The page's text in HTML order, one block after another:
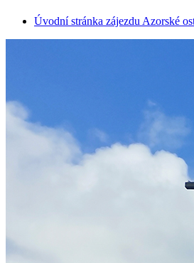
Úvodní stránka zájezdu Azorské